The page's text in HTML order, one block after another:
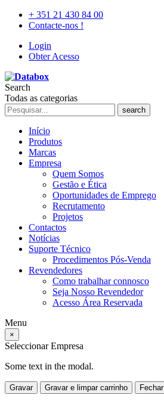
+ 351 21 430 84 00
Contacte-nos !
Login
Obter Acesso
Search
Todas as categorias
search
Início
Produtos
Marcas
Empresa
Quem Somos
Gestão e Ética
Oportunidades de Emprego
Recrutamento
Projetos
Contactos
Notícias
Suporte Técnico
Procedimentos Pós-Venda
Revendedores
Como trabalhar connosco
Seja Nosso Revendedor
Acesso Área Reservada
Menu
×
Seleccionar Empresa
Some text in the modal.
Gravar Gravar e limpar carrinho Fechar